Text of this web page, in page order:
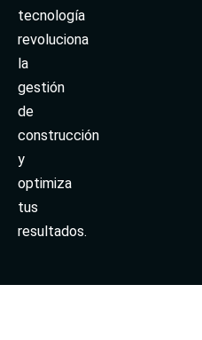
tecnología
revoluciona
la
gestión
de
construcción
y
optimiza
tus
resultados.